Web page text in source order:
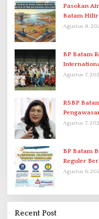
Pasokan
Batam Hilir
Antar-IPAM
Agustus 8,
BP Batam
di Stadion
Agustus 7,
RSBP
Agustus 7,
BP Batam
Reguler
Agustus 6,
Recent Post